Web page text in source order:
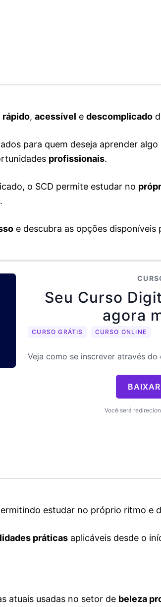
rápido, acessível e descomplicado
para quem deseja aprender
profissionais.
o SCD permite estudar no
e descubra as opções disponíveis
Seu Curso
agora
CURSO GRÁTIS CURSO ONLINE
Veja como se inscrever através
Você será
estudar no próprio ritmo e
práticas aplicáveis desde o
atuais usadas no setor de beleza